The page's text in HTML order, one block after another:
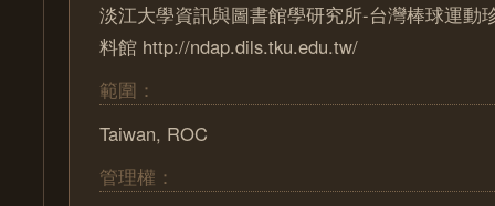
淡江大學資訊與圖書館學研究所-台灣棒球運動
料館 http://ndap.dils.tku.edu.tw/
範圍：
Taiwan, ROC
管理權：